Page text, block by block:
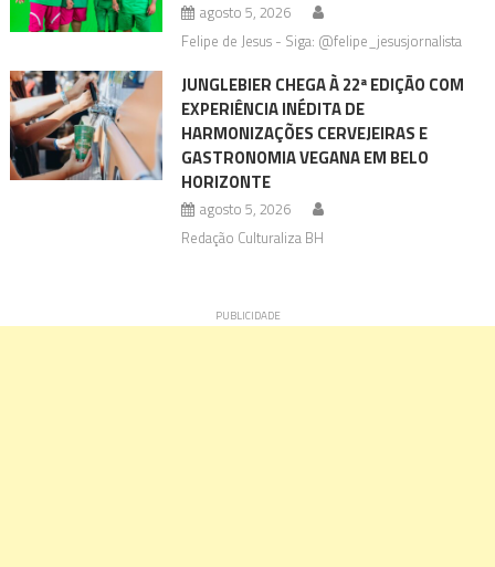
agosto 5, 2026
Felipe de Jesus - Siga: @felipe_jesusjornalista
JUNGLEBIER CHEGA À 22ª EDIÇÃO COM
EXPERIÊNCIA INÉDITA DE
HARMONIZAÇÕES CERVEJEIRAS E
GASTRONOMIA VEGANA EM BELO
HORIZONTE
agosto 5, 2026
Redação Culturaliza BH